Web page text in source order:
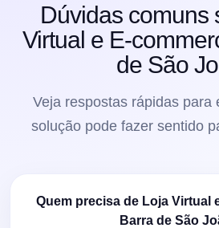
Dúvidas comuns
Virtual e E-
de São
Veja respostas rápidas para
solução pode fazer sentido
Quem precisa de Loja Virtual
Barra de São